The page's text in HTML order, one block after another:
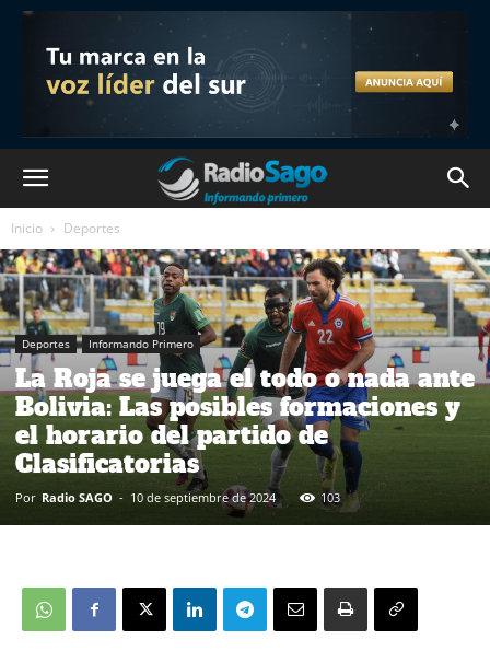
Inicio Deportes
Deportes Informando Primero
La Roja se juega el todo o nada ante
Bolivia: Las posibles formaciones y
el horario del partido de
Clasificatorias
Por Radio SAGO - 10 de septiembre de 2024 103